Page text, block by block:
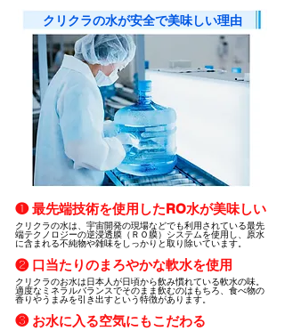
クリクラの水が安全で美味しい理由
❶ 最先端技術を使用したRO水が美味しい
クリクラの水は、宇宙開発の現場などでも利用されている最先
端テクノロジーの逆浸透膜（ＲＯ膜）システムを使用し、原水
に含まれる不純物や雑味をしっかりと取り除いています。
❷ 口当たりのまろやかな軟水を使用
クリクラのお水は日本人が日頃から飲み慣れている軟水の味。
適度なミネラルバランスでそのまま飲むのはもちろ、食べ物の
香りやうまみを引き出すという特徴があります。
❸ お水に入る空気にもこだわる